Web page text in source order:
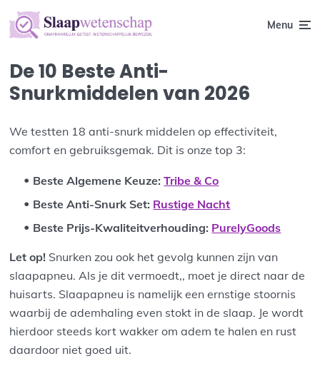
Menu
De 10 Beste Anti-
Snurkmiddelen van 2026
We testten 18 anti-snurk middelen op effectiviteit,
comfort en gebruiksgemak. Dit is onze top 3:
Beste Algemene Keuze:Tribe & Co
Beste Anti-Snurk Set: Rustige Nacht
Beste Prijs-Kwaliteitverhouding: PurelyGoods
Let op! Snurken zou ook het gevolg kunnen zijn van
slaapapneu. Als je dit vermoedt,, moet je direct naar de
huisarts. Slaapapneu is namelijk een ernstige stoornis
waarbij de ademhaling even stokt in de slaap. Je wordt
hierdoor steeds kort wakker om adem te halen en rust
daardoor niet goed uit.